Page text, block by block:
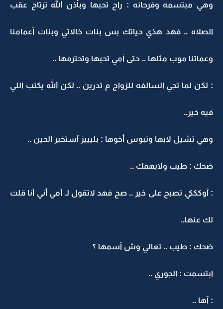
وهي مبتسمه وفرحانه : راح تحبها وبأذن الله ترتاح عقب
الصلاه .. فهد هذي حياتك بس بنات خالاتي وبنات آعمامنا
وعماتنا موب مثلها .. حتى أمي تحبها وتحترمها ..
: لكن لما تجي السالفه للزواج م تدرين .. لكن الله يكتب اللي
فيه خير..
وهي تشيل لابها وتبوس أخوها : بليييز آستخير الحين ..
ضحك : طيب ولايهمك ..
: آوكككي تصبح على خير .. صح فهد لاتقول لـ آمي أني آنا قلت
لك عنها..
ضحك : طيب .. تعالي وش آسمها ؟
ابتسمت : الجوري ..
: آها ..